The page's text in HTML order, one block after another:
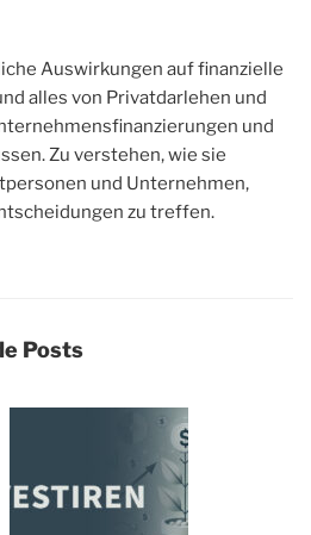
Auswirkungen auf finanzielle
alles von Privatdarlehen und
und
Zu verstehen, wie sie
und Unternehmen,
zu treffen.
Posts